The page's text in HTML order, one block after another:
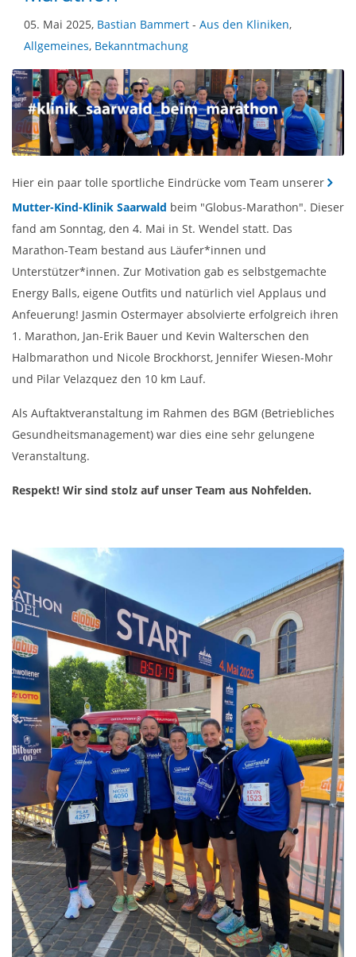
05. Mai 2025, Bastian Bammert - Aus den Kliniken,
Allgemeines, Bekanntmachung
Hier ein paar tolle sportliche Eindrücke vom Team unserer
Mutter-Kind-Klinik Saarwald beim "Globus-Marathon". Dieser
fand am Sonntag, den 4. Mai in St. Wendel statt. Das
Marathon-Team bestand aus Läufer*innen und
Unterstützer*innen. Zur Motivation gab es selbstgemachte
Energy Balls, eigene Outfits und natürlich viel Applaus und
Anfeuerung! Jasmin Ostermayer absolvierte erfolgreich ihren
1. Marathon, Jan-Erik Bauer und Kevin Walterschen den
Halbmarathon und Nicole Brockhorst, Jennifer Wiesen-Mohr
und Pilar Velazquez den 10 km Lauf.
Als Auftaktveranstaltung im Rahmen des BGM (Betriebliches
Gesundheitsmanagement) war dies eine sehr gelungene
Veranstaltung.
Respekt! Wir sind stolz auf unser Team aus Nohfelden.